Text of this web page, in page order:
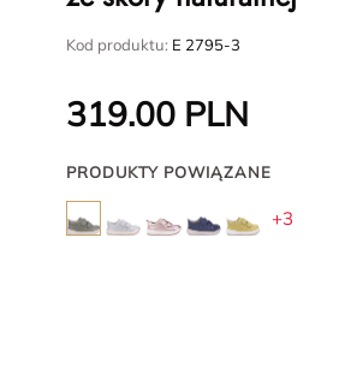
Kod produktu: E 2795-3
319.00 PLN
PRODUKTY POWIĄZANE
+3